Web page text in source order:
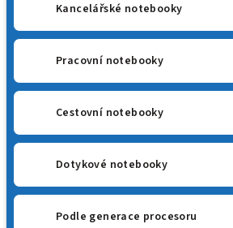
Kancelářské notebooky
Pracovní notebooky
Cestovní notebooky
Dotykové notebooky
Podle generace procesoru